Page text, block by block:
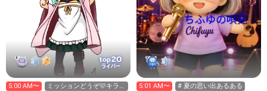
top20
ライバー
5:00 AM〜
ミッションどうぞ🩷キラご
5:01 AM〜 # 夏の思い出あるある